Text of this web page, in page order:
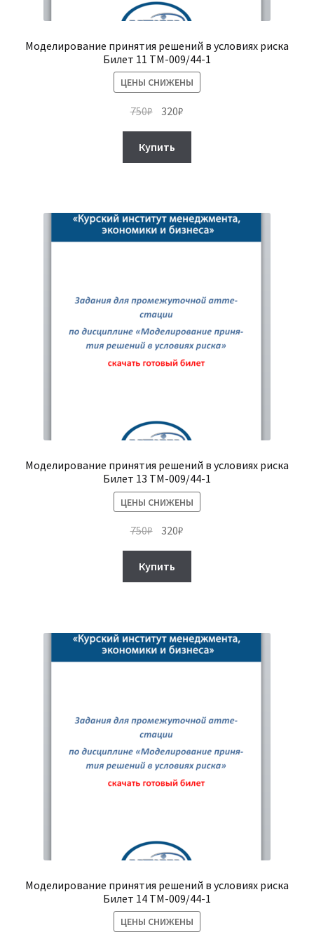
Моделирование принятия решений в условиях риска
Билет 11 ТМ-009/44-1
ЦЕНЫ СНИЖЕНЫ
750₽ Первоначальная
цена
составляла
750₽.
320₽
цена:
Купить
Моделирование принятия решений в условиях риска
Билет 13 ТМ-009/44-1
ЦЕНЫ СНИЖЕНЫ
750₽ Первоначальная
цена
составляла
750₽.
320₽
цена:
Купить
Моделирование принятия решений в условиях риска
Билет 14 ТМ-009/44-1
ЦЕНЫ СНИЖЕНЫ